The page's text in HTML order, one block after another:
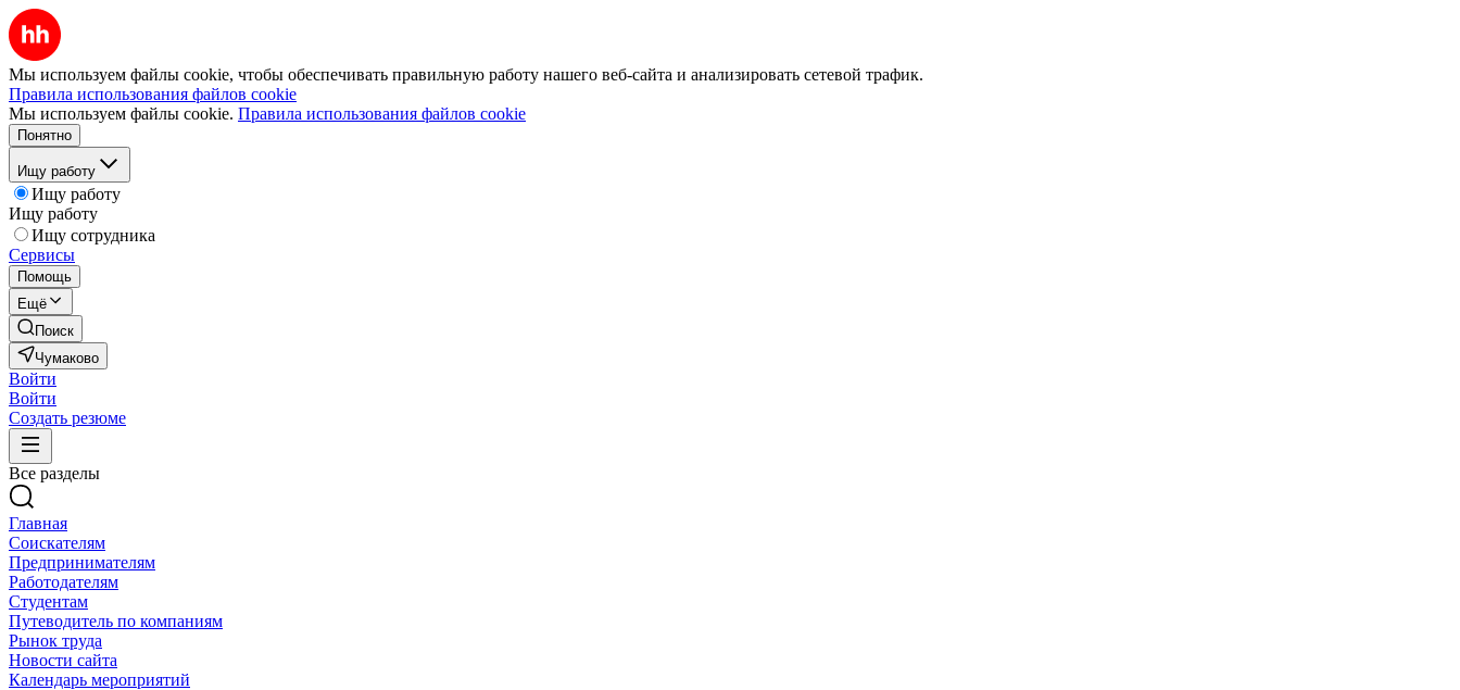
Мы используем файлы cookie, чтобы обеспечивать правильную работу нашего веб-сайта и анализировать сетевой трафик.
Правила использования файлов cookie
Мы используем файлы cookie. Правила использования файлов cookie
Понятно
Ищу работу
Ищу работу
Ищу работу
Ищу сотрудника
Сервисы
Помощь
Ещё
Поиск
Чумаково
Войти
Войти
Создать резюме
Все разделы
Главная
Соискателям
Предпринимателям
Работодателям
Студентам
Путеводитель по компаниям
Рынок труда
Новости сайта
Календарь мероприятий